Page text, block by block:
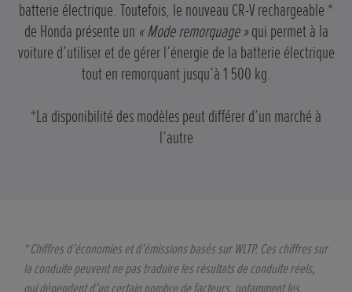
batterie électrique. Toutefois, le nouveau CR-V rechargeable *
de Honda présente un « Mode remorquage »qui permet à la
voiture d’utiliser et de gérer l’énergie de la batterie électrique
tout en remorquant jusqu’à 1 500 kg.
*La disponibilité des modèles peut différer d’un marché à
l’autre
* Chiffres d’économies et d’émissions basés sur WLTP. Ces chiffres sur
la conduite peuvent ne pas traduire les résultats de conduite réels,
qui dépendent d’un certain nombre de facteurs, notamment les